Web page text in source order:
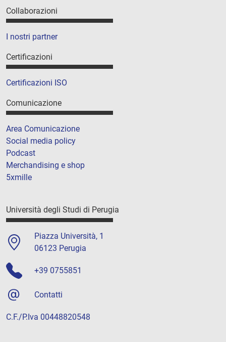
Collaborazioni
I nostri partner
Certificazioni
Certificazioni ISO
Comunicazione
Area Comunicazione
Social media policy
Podcast
Merchandising e shop
5xmille
Università degli Studi di Perugia
Piazza Università, 1
06123 Perugia
+39 0755851
Contatti
C.F./P.Iva 00448820548